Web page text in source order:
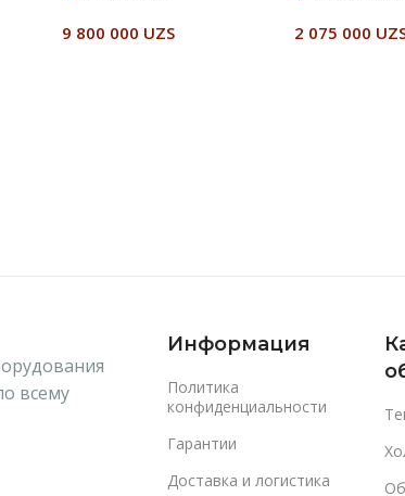
9 800 000 UZS
2 075 000
всему
Информация
Политика
конфиденциальности
Гарантии
Доставка и логистика